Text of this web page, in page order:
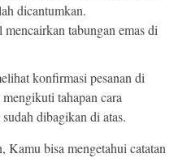
dicantumkan.
tabungan emas di
konfirmasi pesanan di
mengikuti tahapan cara
dibagikan di atas.
Kamu bisa mengetahui catatan